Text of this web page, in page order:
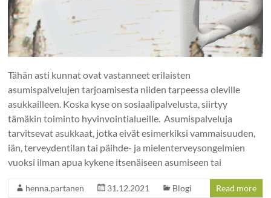
Tähän asti kunnat ovat vastanneet erilaisten
asumispalvelujen tarjoamisesta niiden tarpeessa oleville
asukkailleen. Koska kyse on sosiaalipalvelusta, siirtyy
tämäkin toiminto hyvinvointialueille. Asumispalveluja
tarvitsevat asukkaat, jotka eivät esimerkiksi vammaisuuden,
iän, terveydentilan tai päihde- ja mielenterveysongelmien
vuoksi ilman apua kykene itsenäiseen asumiseen tai
henna.partanen 31.12.2021 Blogi Read more